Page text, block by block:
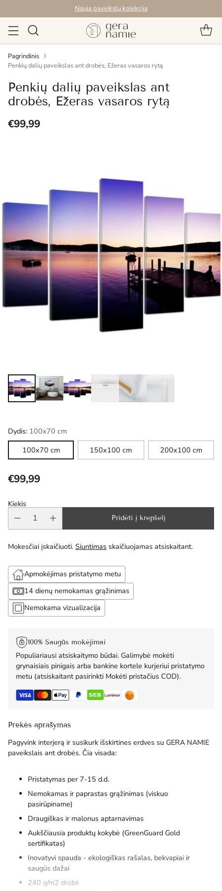
Nauja paveikslų kolekcija
Pagrindinis
Penkių dalių paveikslas ant drobės, Ežeras vasaros rytą
Penkių dalių paveikslas ant
drobės, Ežeras vasaros rytą
Reguliari
€99,99
Dydis: 100x70 cm
100x70 cm
150x100 cm 200x100 cm
Reguliari
kaina
€99,99
Kiekis
Pridėti į krepšelį
Mokesčiai įskaičiuoti. Siuntimas skaičiuojamas atsiskaitant.
Apmokėjimas pristatymo metu
14 dienų nemokamas grąžinimas
Nemokama vizualizacija
100% Saugūs mokėjimai
Populiariausi atsiskaitymo būdai. Galimybė mokėti
grynaisiais pinigais arba bankine kortele kurjeriui pristatymo
metu (atsiskaitant pasirinkti Mokėti pristačius COD).
Prekės aprašymas
Pagyvink interjerą ir susikurk išskirtines erdves su GERA NAMIE
paveikslais ant drobės. Čia visada:
Pristatymas per 7-15 d.d.
Nemokamas ir paprastas grąžinimas (viskuo
pasirūpiname)
Draugiškas ir malonus aptarnavimas
Aukščiausia produktų kokybė (GreenGuard Gold
sertifikatas)
Inovatyvi spauda - ekologiškas rašalas, bekvapiai ir
saugūs dažai
240 g/m2 drobė